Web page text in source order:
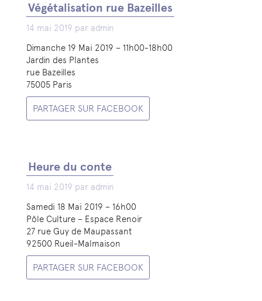
Végétalisation rue Bazeilles
14 mai 2019 par admin
Dimanche 19 Mai 2019 – 11h00-18h00
Jardin des Plantes
rue Bazeilles
75005 Paris
PARTAGER SUR FACEBOOK
Heure du conte
14 mai 2019 par admin
Samedi 18 Mai 2019 – 16h00
Pôle Culture – Espace Renoir
27 rue Guy de Maupassant
92500 Rueil-Malmaison
PARTAGER SUR FACEBOOK